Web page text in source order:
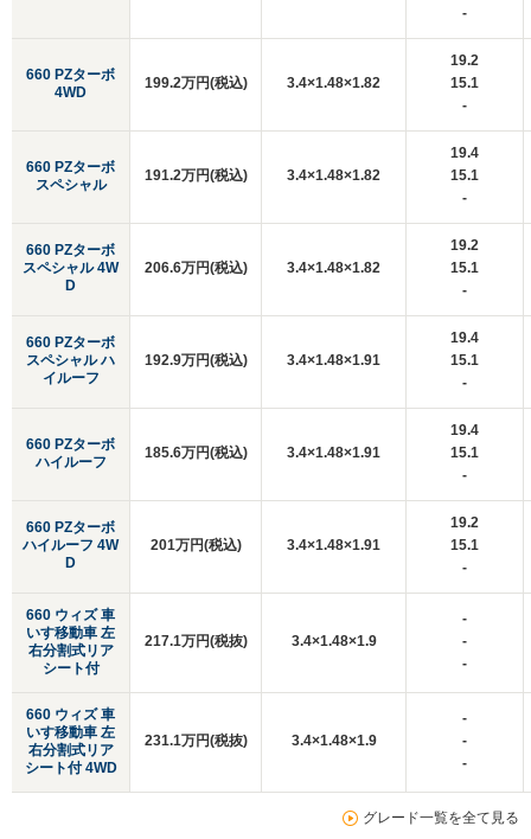
660 PZターボ
4WD
660 PZターボ
スペシャル
660 PZターボ
スペシャル 4W
D
660 PZターボ
スペシャル ハ
イルーフ
660 PZターボ
ハイルーフ
660 PZターボ
ハイルーフ 4W
D
660 ウィズ 車
いす移動車 左
右分割式リア
シート付
660 ウィズ 車
いす移動車 左
右分割式リア
シート付 4WD
-
199.2万円(税込) 3.4×1.48×1.82
19.2
15.1
-
191.2万円(税込) 3.4×1.48×1.82
19.4
15.1
-
206.6万円(税込) 3.4×1.48×1.82
19.2
15.1
-
192.9万円(税込) 3.4×1.48×1.91
19.4
15.1
-
185.6万円(税込) 3.4×1.48×1.91
19.4
15.1
-
201万円(税込) 3.4×1.48×1.91
19.2
15.1
-
217.1万円(税抜) 3.4×1.48×1.9
-
-
-
231.1万円(税抜) 3.4×1.48×1.9
-
-
-
グレード一覧を全て見る